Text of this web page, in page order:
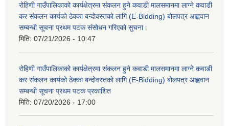
रोहिणी गाउँपालिकाको कार्यक्षेत्रमा संकलन हुने कवाडी मालसमानमा लाग्ने कवाडी
कर संकलन कार्यको ठेक्का बन्दोवस्तको लागि (E-Bidding) बोलपत्र आह्ववान
सम्बन्धी सूचना प्रथम पटक संसोधन गरिएको सुचना।
मिति: 07/21/2026 - 10:47
रोहिणी गाउँपालिकाको कार्यक्षेत्रमा संकलन हुने कवाडी मालसमानमा लाग्ने कवाडी
कर संकलन कार्यको ठेक्का बन्दोवस्तको लागि (E-Bidding) बोलपत्र आह्ववान
सम्बन्धी सूचना प्रथम पटक प्रकाशित
मिति: 07/20/2026 - 17:00